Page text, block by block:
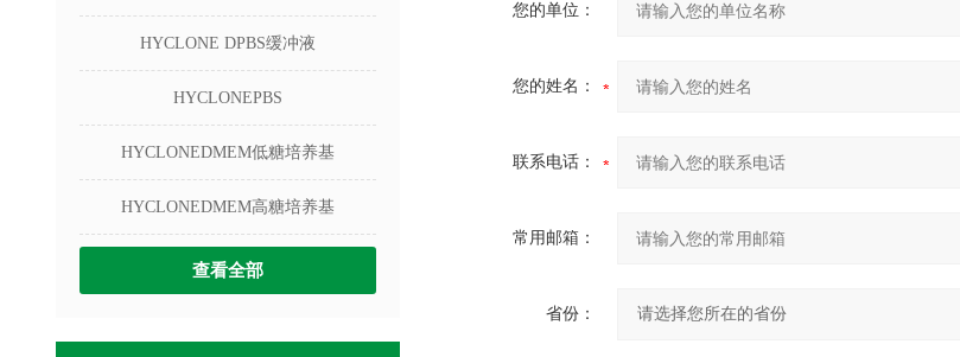
HYCLONE DPBS缓冲液
HYCLONEPBS
HYCLONEDMEM低糖培养基
HYCLONEDMEM高糖培养基
查看全部
您的单位：
您的姓名：
联系电话：
常用邮箱：
省份：